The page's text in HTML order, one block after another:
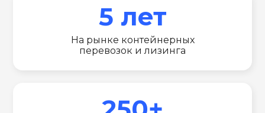
5 лет
На рынке контейнерных
перевозок и лизинга